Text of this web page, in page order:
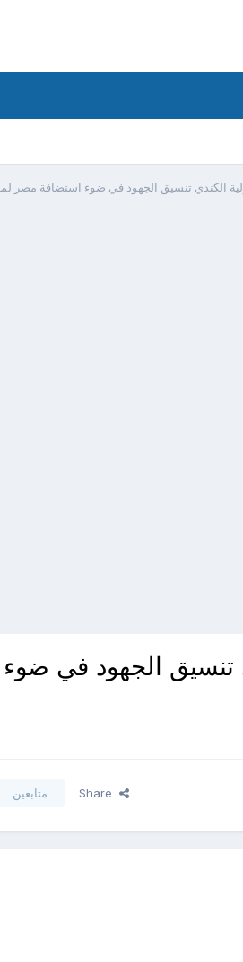
الكندي تنسيق الجهود في ضوء استضافة مصر
تنسيق الجهود في ضوء
Share متابعين